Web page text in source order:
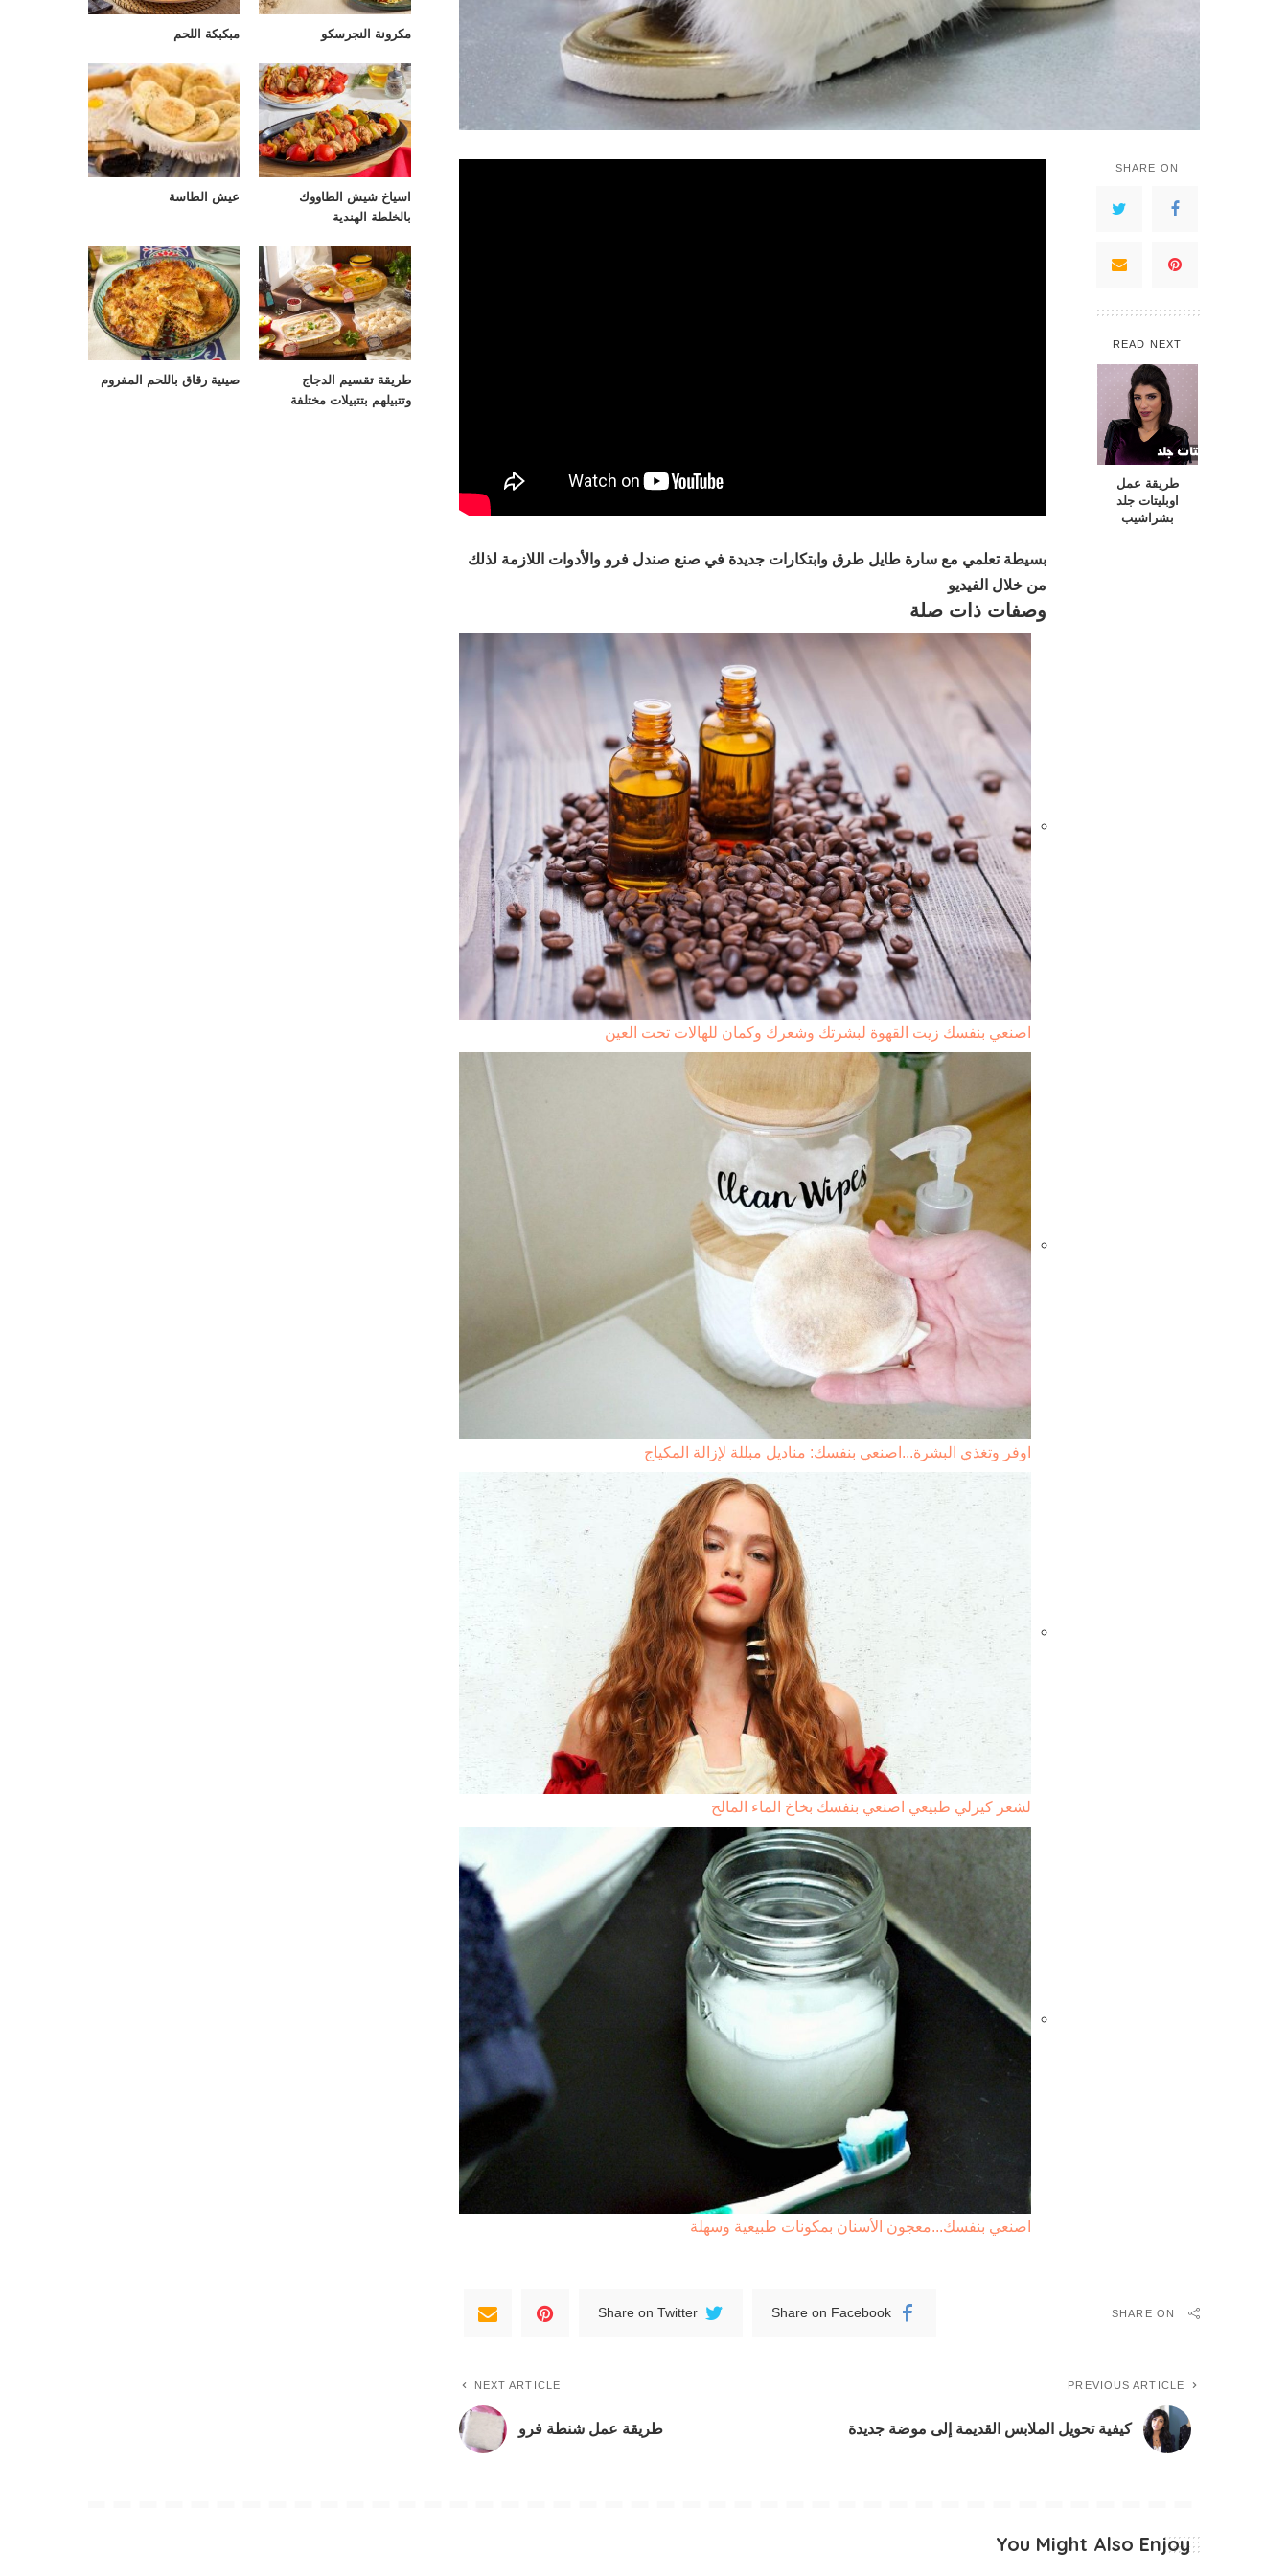
SHARE ON
READ NEXT
طريقة عمل
اوبليتات جلد
بشراشيب
بسيطة تعلمي مع سارة طايل طرق وابتكارات جديدة في صنع صندل فرو والأدوات اللازمة لذلك
من خلال الفيديو
وصفات ذات صلة
اصنعي بنفسك زيت القهوة لبشرتك وشعرك وكمان للهالات تحت العين
اوفر وتغذي البشرة...اصنعي بنفسك: مناديل مبللة لإزالة المكياج
لشعر كيرلي طبيعي اصنعي بنفسك بخاخ الماء المالح
اصنعي بنفسك...معجون الأسنان بمكونات طبيعية وسهلة
SHARE ON
Share on Facebook
Share on Twitter
PREVIOUS ARTICLE
كيفية تحويل الملابس القديمة إلى موضة جديدة
NEXT ARTICLE
طريقة عمل شنطة فرو
مكرونة النجرسكو مبكبكة اللحم
اسياخ شيش الطاووك
بالخلطة الهندية
عيش الطاسة
طريقة تقسيم الدجاج
وتتبيلهم بتتبيلات مختلفة
صينية رقاق باللحم المفروم
You Might Also Enjoy